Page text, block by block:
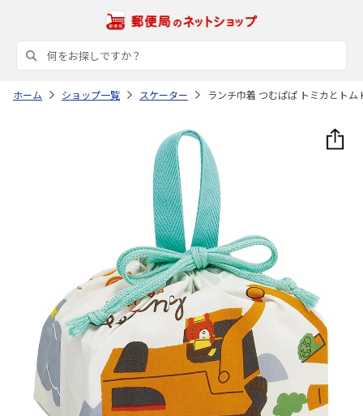
ホーム ショップ一覧 スケーター ランチ巾着 つむぱぱ トミカとトム